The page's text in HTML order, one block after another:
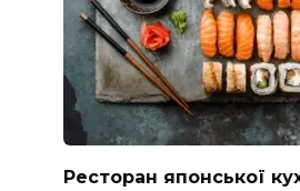
Ресторан японської